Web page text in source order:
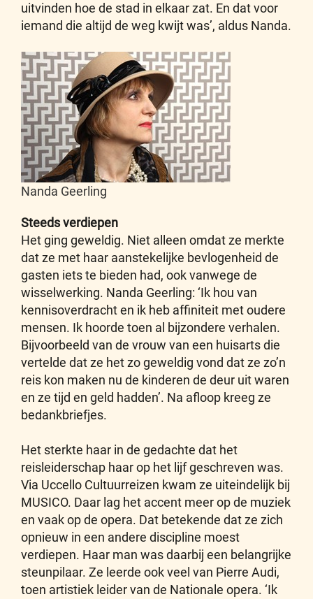
uitvinden hoe de stad in elkaar zat. En dat voor
iemand die altijd de weg kwijt was’, aldus Nanda.
Nanda Geerling
Steeds verdiepen
Het ging geweldig. Niet alleen omdat ze merkte
dat ze met haar aanstekelijke bevlogenheid de
gasten iets te bieden had, ook vanwege de
wisselwerking. Nanda Geerling: ‘Ik hou van
kennisoverdracht en ik heb affiniteit met oudere
mensen. Ik hoorde toen al bijzondere verhalen.
Bijvoorbeeld van de vrouw van een huisarts die
vertelde dat ze het zo geweldig vond dat ze zo’n
reis kon maken nu de kinderen de deur uit waren
en ze tijd en geld hadden’. Na afloop kreeg ze
bedankbriefjes.
Het sterkte haar in de gedachte dat het
reisleiderschap haar op het lijf geschreven was.
Via Uccello Cultuurreizen kwam ze uiteindelijk bij
MUSICO. Daar lag het accent meer op de muziek
en vaak op de opera. Dat betekende dat ze zich
opnieuw in een andere discipline moest
verdiepen. Haar man was daarbij een belangrijke
steunpilaar. Ze leerde ook veel van Pierre Audi,
toen artistiek leider van de Nationale opera. ‘Ik